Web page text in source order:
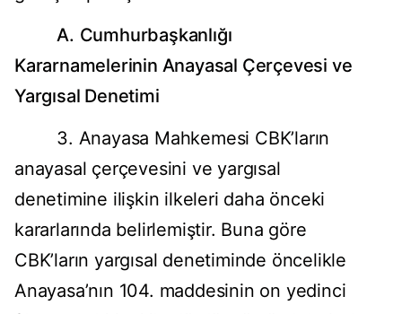
A. Cumhurbaşkanlığı
Kararnamelerinin Anayasal Çerçevesi ve
Yargısal Denetimi
3. Anayasa Mahkemesi CBK’ların
anayasal çerçevesini ve yargısal
denetimine ilişkin ilkeleri daha önceki
kararlarında belirlemiştir. Buna göre
CBK’ların yargısal denetiminde öncelikle
Anayasa’nın 104. maddesinin on yedinci